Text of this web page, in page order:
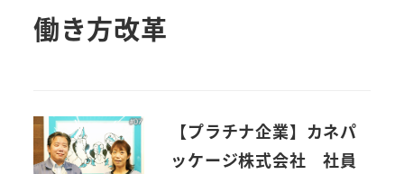
働き方改革
【プラチナ企業】カネパ
ッケージ株式会社 社員